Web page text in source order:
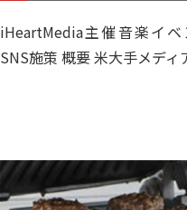
iHeartMedia主催音楽イ
SNS施策 概要 米大手メデ